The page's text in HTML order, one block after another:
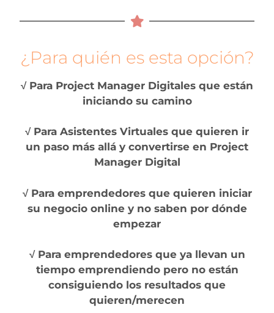
¿Para quién es esta opción?
√ Para Project Manager Digitales que están
iniciando su camino
√ Para Asistentes Virtuales que quieren ir
un paso más allá y convertirse en Project
Manager Digital
√ Para emprendedores que quieren iniciar
su negocio online y no saben por dónde
empezar
√ Para emprendedores que ya llevan un
tiempo emprendiendo pero no están
consiguiendo los resultados que
quieren/merecen